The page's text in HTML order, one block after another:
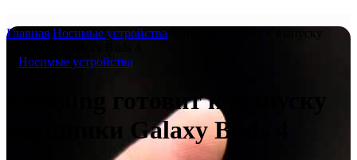
Главная Носимые устройства
Носимые устройства
Samsung готовит к выпуску
наушники Galaxy Buds 4